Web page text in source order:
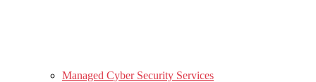
Managed Cyber Security Services